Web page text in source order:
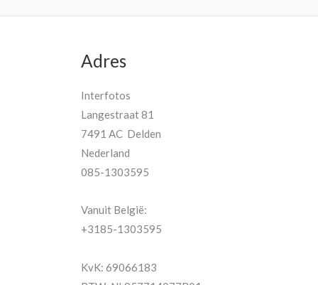
Adres
Interfotos
Langestraat 81
7491 AC Delden
Nederland
085-1303595
Vanuit België:
+3185-1303595
KvK: 69066183